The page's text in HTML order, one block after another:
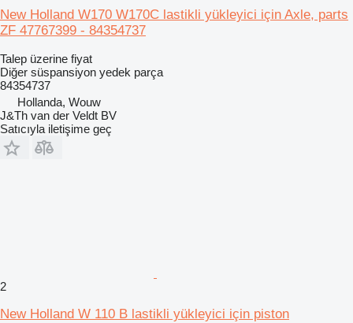
New Holland W170 W170C lastikli yükleyici için Axle, parts
ZF 47767399 - 84354737
Talep üzerine fiyat
Diğer süspansiyon yedek parça
84354737
Hollanda, Wouw
J&Th van der Veldt BV
Satıcıyla iletişime geç
2
New Holland W 110 B lastikli yükleyici için piston